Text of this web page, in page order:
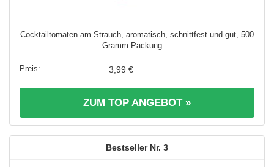
Cocktailtomaten am Strauch, aromatisch, schnittfest und gut, 500
Gramm Packung ...
3,99 €
ZUM TOP ANGEBOT »
3